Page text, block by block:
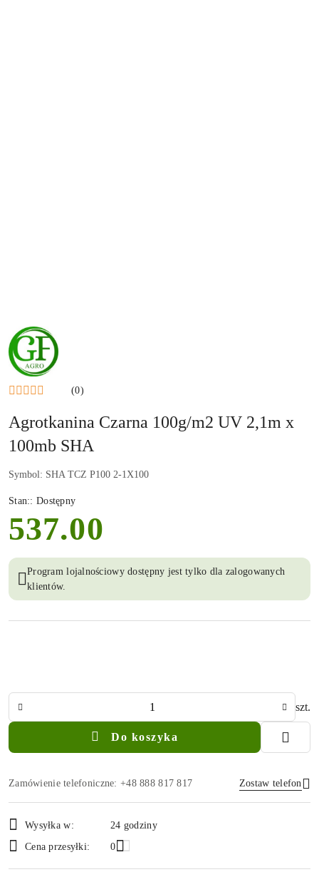
NAZWA
PRODUCENTA:
GF
AGRO
(0)
Agrotkanina Czarna 100g/m2 UV 2,1m x
100mb SHA
Symbol: SHA TCZ P100 2-1X100
Stan:: Dostępny
cena:
537.00
Program lojalnościowy dostępny jest tylko dla zalogowanych
klientów.
szt.
Do koszyka
Zamówienie telefoniczne: +48 888 817 817 Zostaw telefon
i
dostawa
Wysyłka w:
24 godziny
Cena przesyłki:
0